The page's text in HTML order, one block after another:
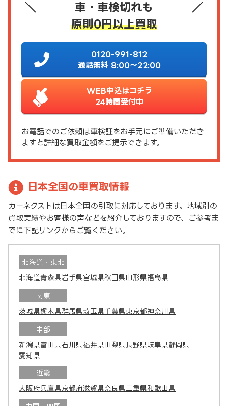
車・車検切れも
原則0円以上買取
0120-991-812
通話無料 8:00～22:00
WEB申込はコチラ
24時間受付中
お電話でのご依頼は車検証をお手元にご準備いただき
ますと詳細な買取金額をご提示できます。
日本全国の車買取情報
カーネクストは日本全国の引取に対応しております。地域別の
買取実績やお客様の声などを紹介しておりますので、ご参考ま
でに下記リンクからご覧ください。
北海道・東北
北海道青森県岩手県宮城県秋田県山形県福島県
関東
茨城県栃木県群馬県埼玉県千葉県東京都神奈川県
中部
新潟県富山県石川県福井県山梨県長野県岐阜県静岡県
愛知県
近畿
大阪府兵庫県京都府滋賀県奈良県 三重県和歌山県